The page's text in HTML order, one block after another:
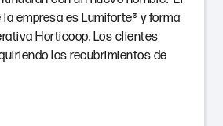
empresa es Lumiforte® y forma
Horticoop. Los clientes
los recubrimientos de